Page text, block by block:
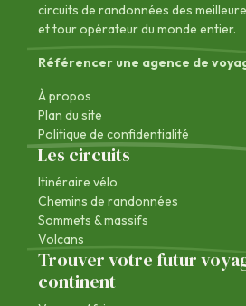
circuits de randonnées des
et tour opérateur du monde entier.
Référencer une agence de
À propos
Plan du site
Politique de confidentialité
Les circuits
Itinéraire vélo
Chemins de randonnées
Sommets & massifs
Volcans
Trouver votre futur
continent